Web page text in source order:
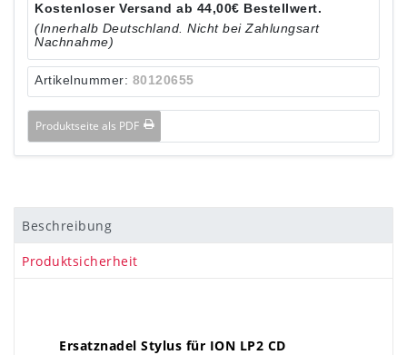
Kostenloser Versand ab 44,00€ Bestellwert.
(Innerhalb Deutschland. Nicht bei Zahlungsart
Nachnahme)
Artikelnummer: 80120655
Produktseite als PDF
Beschreibung
Produktsicherheit
Ersatznadel Stylus für ION LP2 CD